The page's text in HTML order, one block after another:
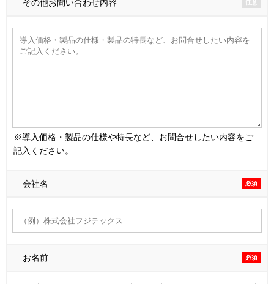
その他お問い合わせ内容 任意
※導入価格・製品の仕様や特長など、お問合せしたい内容をご
記入ください。
会社名 必須
お名前 必須